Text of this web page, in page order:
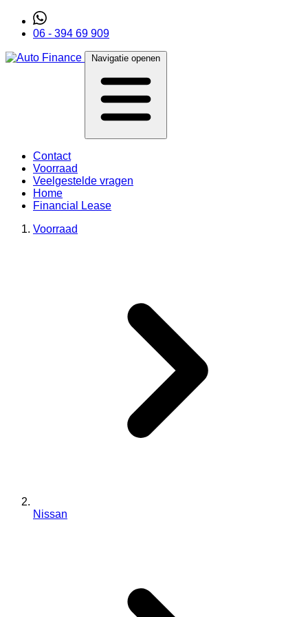
06 - 394 69 909
Navigatie openen
Contact
Voorraad
Veelgestelde vragen
Home
Financial Lease
Voorraad
Nissan